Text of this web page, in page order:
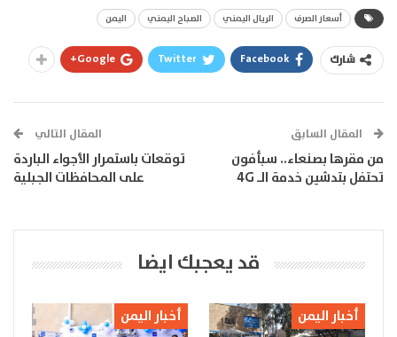
أسعار الصرف الريال اليمني الصباح اليمني اليمن
شارك Facebook
Twitter
Google+
المقال السابق
من مقرها بصنعاء.. سبأفون
تحتفل بتدشين خدمة الـ 4G
المقال التالي
توقعات باستمرار الأجواء الباردة
على المحافظات الجبلية
قد يعجبك ايضا
أخبار اليمن أخبار اليمن